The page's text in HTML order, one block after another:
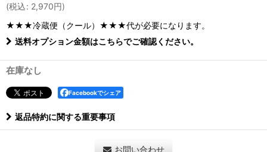
(税込: 2,970円)
★★★冷蔵便（クール）★★★代が必要になります。
送料オプション金額はこちらでご確認ください。
在庫なし
Facebookでシェア
返品特約に関する重要事項
お問い合わせ